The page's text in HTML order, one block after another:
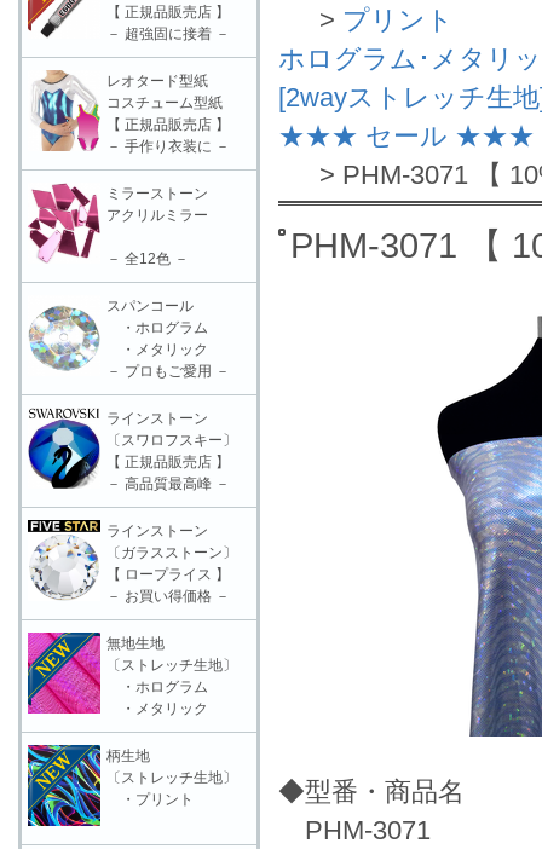
> プリント
ホログラム･メタリ
[2wayストレッチ生
★★★ セール ★★★
> PHM-3071 【
PHM-3071 【
◆型番・商品名
PHM-3071
【 正規品販売店 】
－ 超強固に接着 －
レオタード型紙
コスチューム型紙
【 正規品販売店 】
－ 手作り衣装に －
ミラーストーン
アクリルミラー
－ 全12色 －
スパンコール
・ホログラム
・メタリック
－ プロもご愛用 －
ラインストーン
〔スワロフスキー〕
【 正規品販売店 】
－ 高品質最高峰 －
ラインストーン
〔ガラスストーン〕
【 ロープライス 】
－ お買い得価格 －
無地生地
〔ストレッチ生地〕
・ホログラム
・メタリック
柄生地
〔ストレッチ生地〕
・プリント